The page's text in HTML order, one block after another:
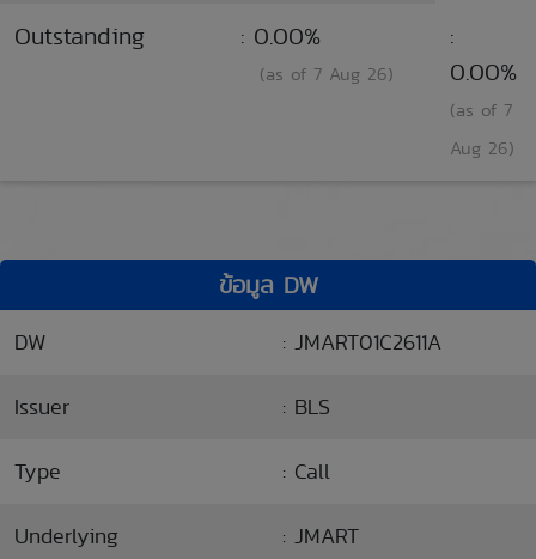
Outstanding : 0.00%
(as of 7 Aug 26)
:
0.00%
(as of 7
Aug 26)
ข้อมูล DW
DW : JMART01C2611A
Issuer : BLS
Type : Call
Underlying : JMART